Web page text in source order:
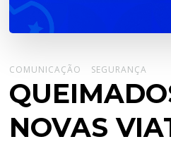
COMUNICAÇÃO SEGURANÇA
NOVAS